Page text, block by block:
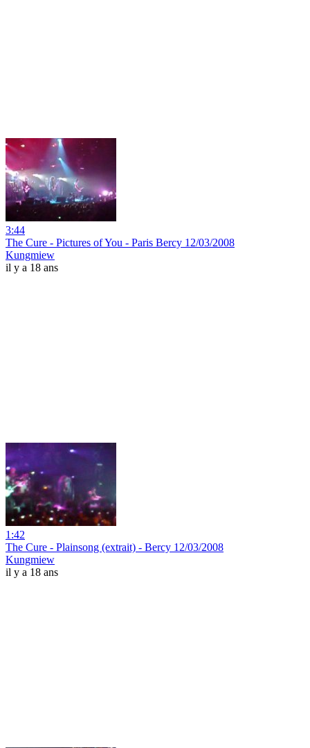
3:44
The Cure - Pictures of You - Paris Bercy 12/03/2008
Kungmiew
il y a 18 ans
1:42
The Cure - Plainsong (extrait) - Bercy 12/03/2008
Kungmiew
il y a 18 ans